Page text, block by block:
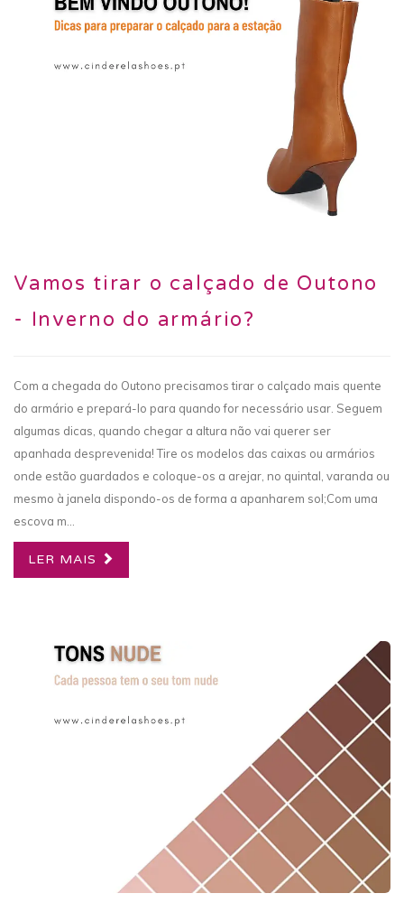
Vamos tirar o calçado de Outono
- Inverno do armário?
Com a chegada do Outono precisamos tirar o calçado mais quente
do armário e prepará-lo para quando for necessário usar. Seguem
algumas dicas, quando chegar a altura não vai querer ser
apanhada desprevenida! Tire os modelos das caixas ou armários
onde estão guardados e coloque-os a arejar, no quintal, varanda ou
mesmo à janela dispondo-os de forma a apanharem sol;Com uma
escova m...
LER MAIS